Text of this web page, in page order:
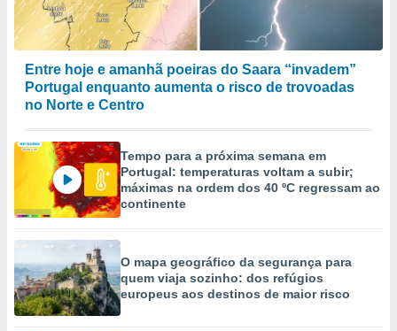
Entre hoje e amanhã poeiras do Saara “invadem”
Portugal enquanto aumenta o risco de trovoadas
no Norte e Centro
Tempo para a próxima semana em
Portugal: temperaturas voltam a subir;
máximas na ordem dos 40 ºC regressam ao
continente
O mapa geográfico da segurança para
quem viaja sozinho: dos refúgios
europeus aos destinos de maior risco